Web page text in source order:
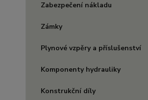
Zabezpečení nákladu
Zámky
Plynové vzpěry a příslušenství
Komponenty hydrauliky
Konstrukční díly